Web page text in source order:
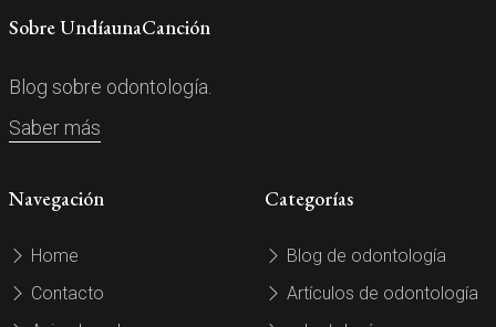
Sobre UndíaunaCanción
Blog sobre odontología.
Saber más
Navegación
Home
Contacto
Categorías
Blog de odontología
Artículos de odontología